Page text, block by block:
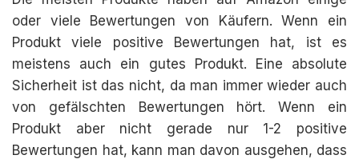
oder viele Bewertungen von Käufern. Wenn ein
Produkt viele positive Bewertungen hat, ist es
meistens auch ein gutes Produkt. Eine absolute
Sicherheit ist das nicht, da man immer wieder auch
von gefälschten Bewertungen hört. Wenn ein
Produkt aber nicht gerade nur 1-2 positive
Bewertungen hat, kann man davon ausgehen, dass